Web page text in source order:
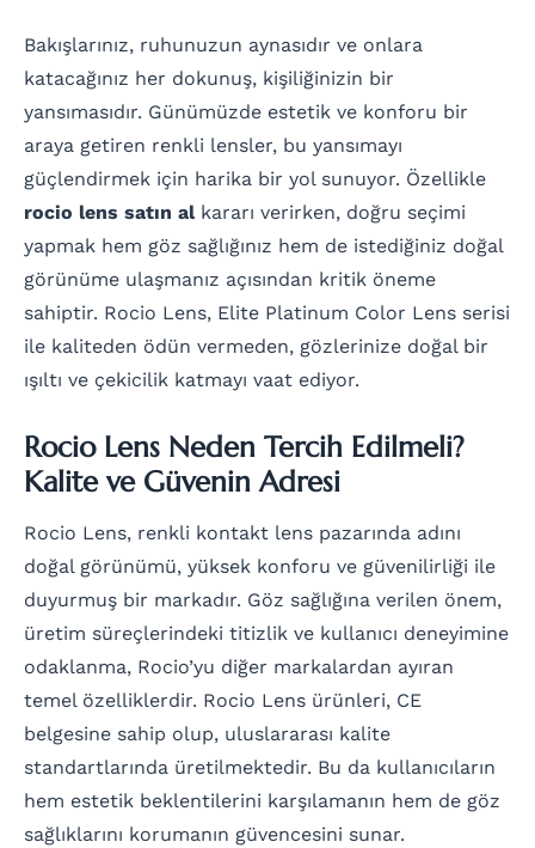
Bakışlarınız, ruhunuzun aynasıdır ve onlara
katacağınız her dokunuş, kişiliğinizin bir
yansımasıdır. Günümüzde estetik ve konforu bir
araya getiren renkli lensler, bu yansımayı
güçlendirmek için harika bir yol sunuyor. Özellikle
rocio lens satın alkararı verirken, doğru seçimi
yapmak hem göz sağlığınız hem de istediğiniz doğal
görünüme ulaşmanız açısından kritik öneme
sahiptir. Rocio Lens, Elite Platinum Color Lens serisi
ile kaliteden ödün vermeden, gözlerinize doğal bir
ışıltı ve çekicilik katmayı vaat ediyor.
Rocio Lens Neden Tercih Edilmeli?
Kalite ve Güvenin Adresi
Rocio Lens, renkli kontakt lens pazarında adını
doğal görünümü, yüksek konforu ve güvenilirliği ile
duyurmuş bir markadır. Göz sağlığına verilen önem,
üretim süreçlerindeki titizlik ve kullanıcı deneyimine
odaklanma, Rocio’yu diğer markalardan ayıran
temel özelliklerdir. Rocio Lens ürünleri, CE
belgesine sahip olup, uluslararası kalite
standartlarında üretilmektedir. Bu da kullanıcıların
hem estetik beklentilerini karşılamanın hem de göz
sağlıklarını korumanın güvencesini sunar.